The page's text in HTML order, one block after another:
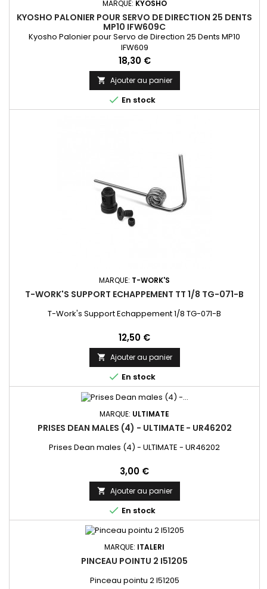
MARQUE: KYOSHO
KYOSHO PALONIER POUR SERVO DE DIRECTION 25 DENTS
MP10 IFW609C
Kyosho Palonier pour Servo de Direction 25 Dents MP10
IFW609
Prix
18,30 €
 Ajouter au panier
 En stock
MARQUE: T-WORK'S
T-WORK'S SUPPORT ECHAPPEMENT TT 1/8 TG-071-B
T-Work's Support Echappement 1/8 TG-071-B
Prix
12,50 €
 Ajouter au panier
 En stock
MARQUE: ULTIMATE
PRISES DEAN MALES (4) - ULTIMATE - UR46202
Prises Dean males (4) - ULTIMATE - UR46202
Prix
3,00 €
 Ajouter au panier
 En stock
MARQUE: ITALERI
PINCEAU POINTU 2 I51205
Pinceau pointu 2 I51205